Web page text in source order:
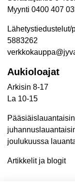
Myynti 0400 407
Lähetystiedustelut/
5883262
Aukioloajat
Arkisin 8-17
La 10-15
joulukuussa
Artikkelit ja blogit